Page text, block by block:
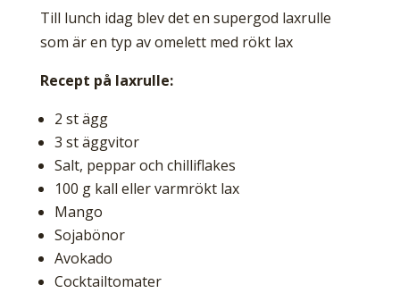
Till lunch idag blev det en supergod laxrulle
som är en typ av omelett med rökt lax
Recept på laxrulle:
2 st ägg
3 st äggvitor
Salt, peppar och chilliflakes
100 g kall eller varmrökt lax
Mango
Sojabönor
Avokado
Cocktailtomater